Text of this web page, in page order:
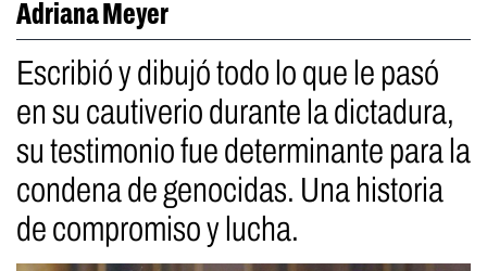
Adriana Meyer
Escribió y dibujó todo lo que le pasó
en su cautiverio durante la dictadura,
su testimonio fue determinante para la
condena de genocidas. Una historia
de compromiso y lucha.